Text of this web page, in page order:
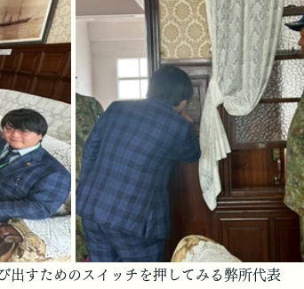
出すためのスイッチを押してみる弊所代表